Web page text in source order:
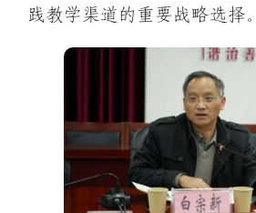
践教学渠道的重要战略选择。